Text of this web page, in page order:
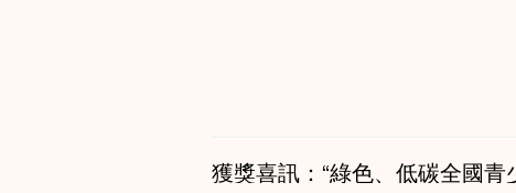
獲獎喜訊：“綠色、低碳全國